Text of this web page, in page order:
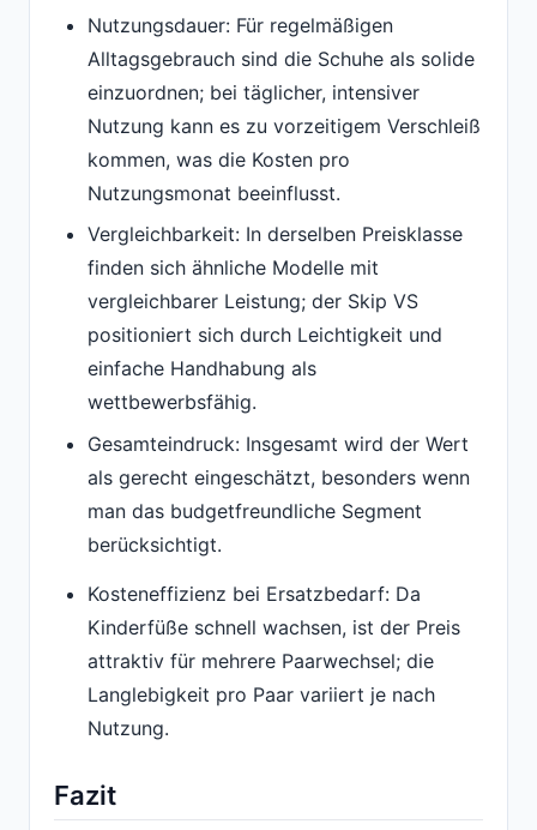
Nutzungsdauer: Für regelmäßigen
Alltagsgebrauch sind die Schuhe als solide
einzuordnen; bei täglicher, intensiver
Nutzung kann es zu vorzeitigem Verschleiß
kommen, was die Kosten pro
Nutzungsmonat beeinflusst.
Vergleichbarkeit: In derselben Preisklasse
finden sich ähnliche Modelle mit
vergleichbarer Leistung; der Skip VS
positioniert sich durch Leichtigkeit und
einfache Handhabung als
wettbewerbsfähig.
Gesamteindruck: Insgesamt wird der Wert
als gerecht eingeschätzt, besonders wenn
man das budgetfreundliche Segment
berücksichtigt.
Kosteneffizienz bei Ersatzbedarf: Da
Kinderfüße schnell wachsen, ist der Preis
attraktiv für mehrere Paarwechsel; die
Langlebigkeit pro Paar variiert je nach
Nutzung.
Fazit